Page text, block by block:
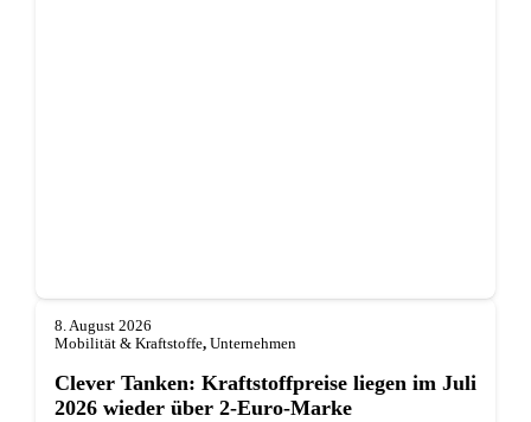
8. August 2026
Mobilität & Kraftstoffe, Unternehmen
Clever Tanken: Kraftstoffpreise liegen im Juli
2026 wieder über 2-Euro-Marke